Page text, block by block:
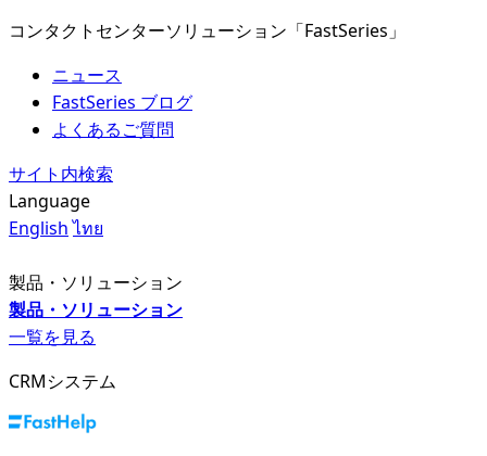
コンタクトセンターソリューション「FastSeries」
ニュース
FastSeries ブログ
よくあるご質問
サイト内検索
Language
English ไทย
製品・ソリューション
製品・ソリューション
一覧を見る
CRMシステム